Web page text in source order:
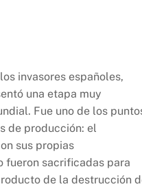
invasores españoles,
una etapa muy
Fue uno de los
de producción: el
sus propias
fueron sacrificadas para
de la destrucción